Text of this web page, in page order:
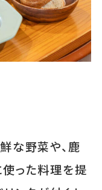
な野菜や、鹿
った料理を提